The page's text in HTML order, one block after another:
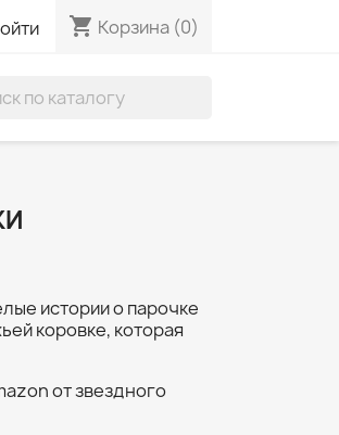
shopping_cart Корзина (0)
истории о парочке
коровке, которая
от звездного